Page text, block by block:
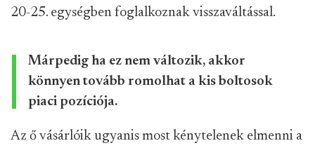
20-25. egységben foglalkoznak visszaváltással.
Márpedig ha ez nem változik, akkor
könnyen tovább romolhat a kis boltosok
piaci pozíciója.
Az ő vásárlóik ugyanis most kénytelenek elmenni a